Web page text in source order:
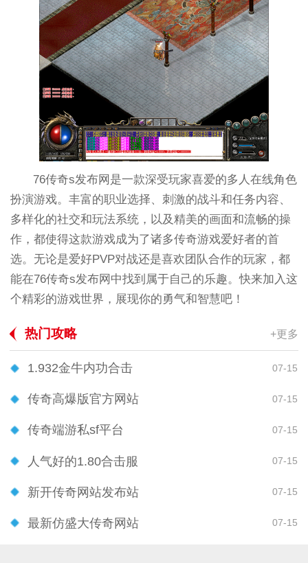
76传奇s发布网是一款深受玩家喜爱的多人在线角色
扮演游戏。丰富的职业选择、刺激的战斗和任务内容、
多样化的社交和玩法系统，以及精美的画面和流畅的操
作，都使得这款游戏成为了诸多传奇游戏爱好者的首
选。无论是爱好PVP对战还是喜欢团队合作的玩家，都
能在76传奇s发布网中找到属于自己的乐趣。快来加入这
个精彩的游戏世界，展现你的勇气和智慧吧！
热门攻略 +更多
1.932金牛内功合击 07-15
传奇高爆版官方网站 07-15
传奇端游私sf平台 07-15
人气好的1.80合击服 07-15
新开传奇网站发布站 07-15
最新仿盛大传奇网站 07-15